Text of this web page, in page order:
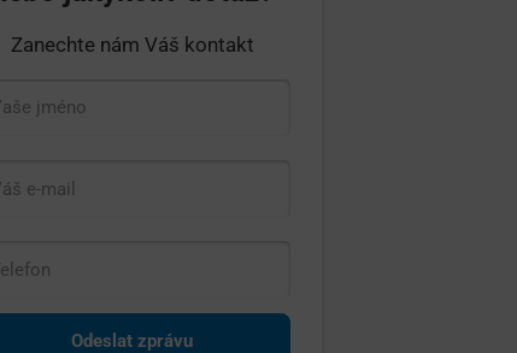
Zanechte nám Váš kontakt